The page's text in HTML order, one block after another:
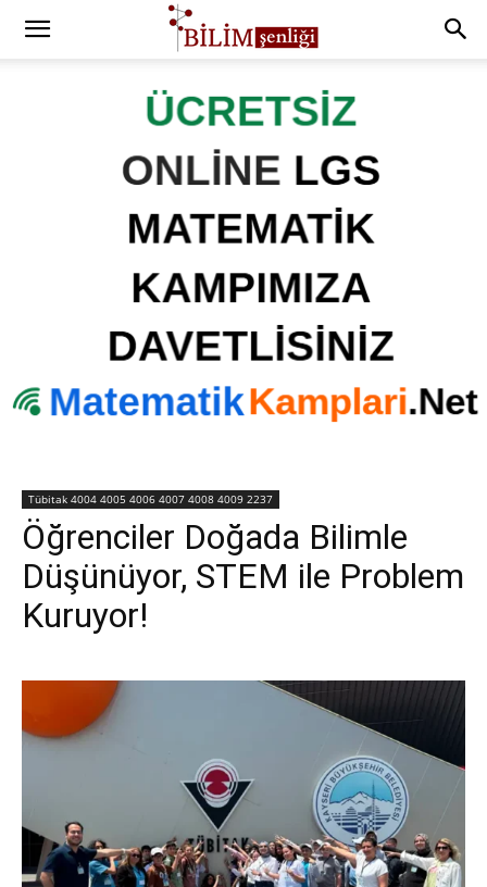
Tübitak 4004 4005 4006 4007 4008 4009 2237
Öğrenciler Doğada Bilimle
Düşünüyor, STEM ile Problem
Kuruyor!